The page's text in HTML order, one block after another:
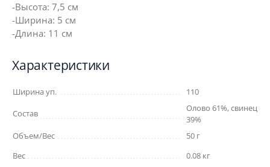
-Высота: 7,5 см
-Ширина: 5 см
-Длина: 11 см
Характеристики
Ширина уп.
110
Состав
Олово 61%, свинец
39%
Объем/Вес
50 г
Вес
0.08 кг